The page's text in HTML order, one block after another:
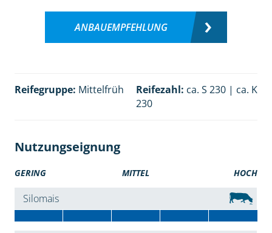
ANBAUEMPFEHLUNG
Reifegruppe: Mittelfrüh Reifezahl: ca. S 230 | ca. K
230
Nutzungseignung
GERING MITTEL HOCH
Silomais